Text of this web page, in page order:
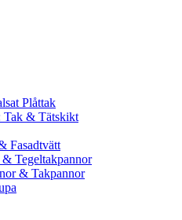
Plåttak
Tak & Tätskikt
Fasadtvätt
Tegeltakpannor
& Takpannor